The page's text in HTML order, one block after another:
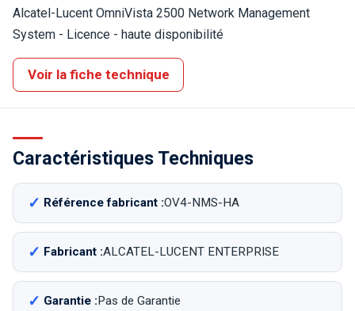
Alcatel-Lucent OmniVista 2500 Network Management
System - Licence - haute disponibilité
Voir la fiche technique
Caractéristiques Techniques
Référence fabricant :OV4-NMS-HA
Fabricant :ALCATEL-LUCENT ENTERPRISE
Garantie :Pas de Garantie